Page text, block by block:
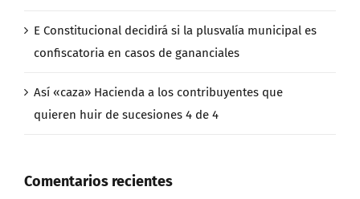
E Constitucional decidirá si la plusvalía municipal es
confiscatoria en casos de gananciales
Así «caza» Hacienda a los contribuyentes que
quieren huir de sucesiones 4 de 4
Comentarios recientes